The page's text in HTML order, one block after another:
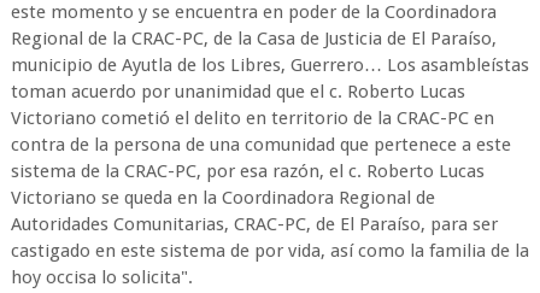
este momento y se encuentra en poder de la Coordinadora
Regional de la CRAC-PC, de la Casa de Justicia de El Paraíso,
municipio de Ayutla de los Libres, Guerrero… Los asambleístas
toman acuerdo por unanimidad que el c. Roberto Lucas
Victoriano cometió el delito en territorio de la CRAC-PC en
contra de la persona de una comunidad que pertenece a este
sistema de la CRAC-PC, por esa razón, el c. Roberto Lucas
Victoriano se queda en la Coordinadora Regional de
Autoridades Comunitarias, CRAC-PC, de El Paraíso, para ser
castigado en este sistema de por vida, así como la familia de la
hoy occisa lo solicita".